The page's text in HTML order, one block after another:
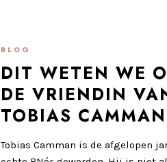
BLOG
DIT WETEN WE
DE VRIENDIN
TOBIAS CAMMAN
Tobias Camman is de afgelopen